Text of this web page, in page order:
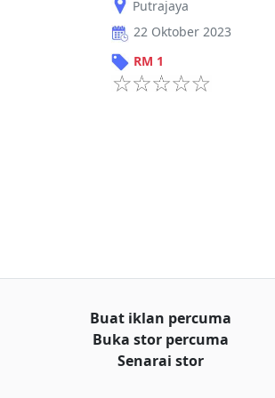
Putrajaya
22 Oktober 2023
RM 1
Buat iklan percuma
Buka stor percuma
Senarai stor